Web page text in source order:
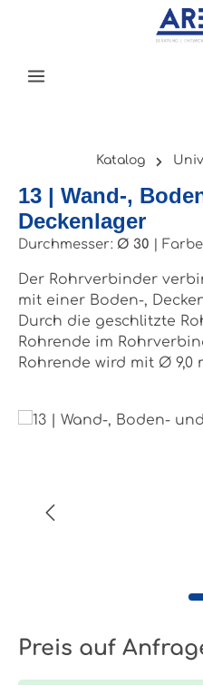
Zum Hauptinhalt
Katalog
13 | Wand-,
Deckenlager
Durchmesser: Ø 30
Der Rohrverbinder
mit einer Boden-,
Durch die geschlitzte
Rohrende im
Rohrende wird mit Ø 9,0
Bildergalerie
Preis auf